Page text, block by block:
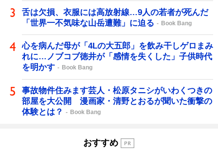
舌は欠損、衣服には高放射線…9人の若者が死んだ
「世界一不気味な山岳遭難」に迫る
Book Bang
心を病んだ母が「4Lの大五郎」を飲み干しゲロまみ
れに…ノブコブ徳井が「感情を失くした」子供時代
を明かす
Book Bang
事故物件住みます芸人・松原タニシがいわくつきの
部屋を大公開 漫画家・清野とおるが聞いた衝撃の
体験とは？
Book Bang
おすすめ